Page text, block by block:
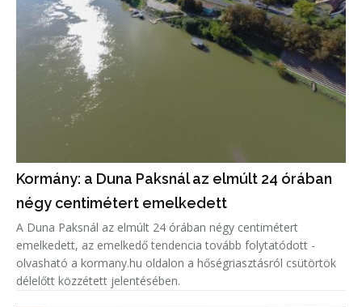
Kormány: a Duna Paksnál az elmúlt 24 órában
négy centimétert emelkedett
A Duna Paksnál az elmúlt 24 órában négy centimétert
emelkedett, az emelkedő tendencia tovább folytatódott -
olvasható a kormany.hu oldalon a hőségriasztásról csütörtök
délelőtt közzétett jelentésében.